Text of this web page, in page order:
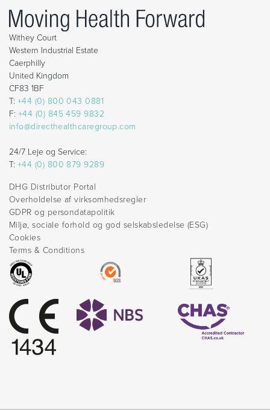
Withey Court
Western Industrial Estate
Caerphilly
United Kingdom
CF83 1BF
T: +44 (0) 800 043 0881
F: +44 (0) 845 459 9832
info@directhealthcaregroup.com
24/7 Leje og Service:
T: +44 (0) 800 879 9289
DHG Distributor Portal
Overholdelse af virksomhedsregler
GDPR og persondatapolitik
Miljø, sociale forhold og god selskabsledelse (ESG)
Cookies
Terms & Conditions